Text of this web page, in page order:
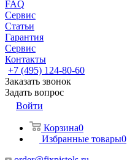
FAQ
Сервис
Статьи
Гарантия
Сервис
Контакты
+7 (495) 124-80-60
Заказать звонок
Задать вопрос
Войти
Корзина0
Избранные товары0